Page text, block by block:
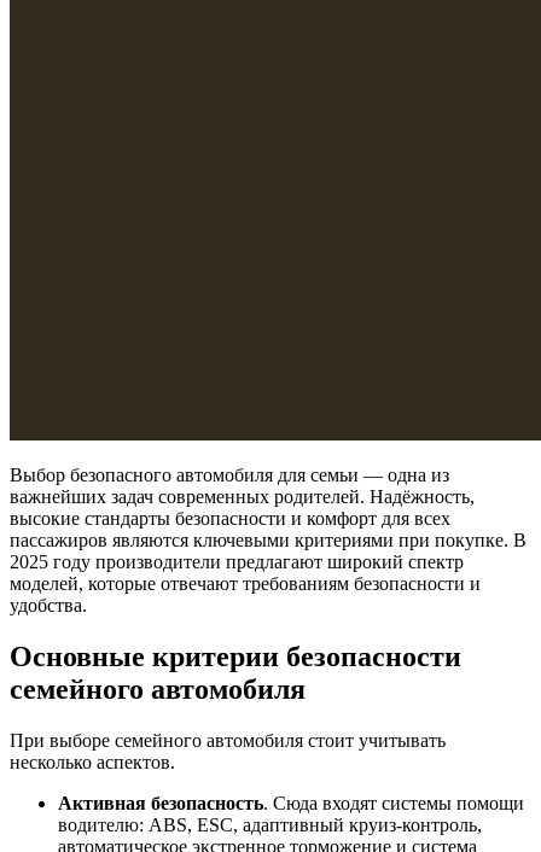
Выбор безопасного автомобиля для семьи — одна из
важнейших задач современных родителей. Надёжность,
высокие стандарты безопасности и комфорт для всех
пассажиров являются ключевыми критериями при покупке. В
2025 году производители предлагают широкий спектр
моделей, которые отвечают требованиям безопасности и
удобства.
Основные критерии безопасности
семейного автомобиля
При выборе семейного автомобиля стоит учитывать
несколько аспектов.
Активная безопасность. Сюда входят системы помощи
водителю: ABS, ESC, адаптивный круиз-контроль,
автоматическое экстренное торможение и система